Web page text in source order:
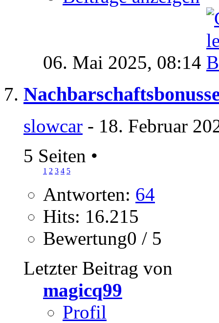
06. Mai 2025, 08:14
slowcar - 18. Februar
5 Seiten •
1 2 3 4 5
Antworten: 64
Hits: 16.215
Bewertung0 / 5
Letzter Beitrag von
magicq99
Profil